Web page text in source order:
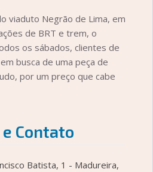
viaduto Negrão de Lima, em
de BRT e trem, o
os sábados, clientes de
busca de uma peça de
por um preço que cabe
Contato
Batista, 1 - Madureira,